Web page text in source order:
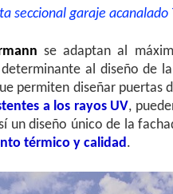
seccional garaje acanalado
se adaptan al
al diseño de la
permiten diseñar puertas
a los rayos UV,
un diseño único de la
térmico y calidad.